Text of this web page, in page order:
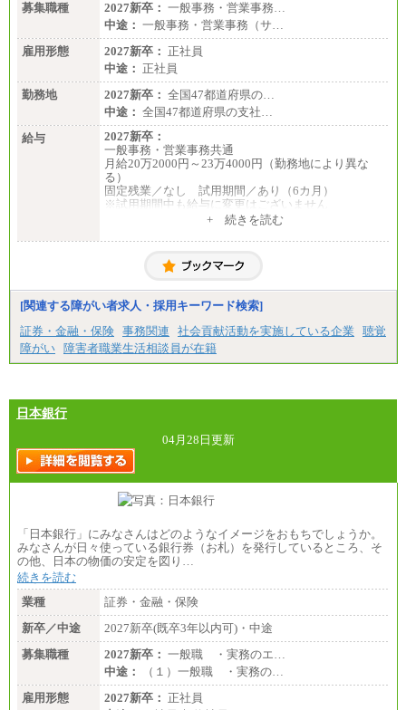
募集職種
2027新卒： 一般事務・営業事務…
中途： 一般事務・営業事務（サ…
雇用形態
2027新卒： 正社員
中途： 正社員
勤務地
2027新卒： 全国47都道府県の…
中途： 全国47都道府県の支社…
給与
2027新卒：
一般事務・営業事務共通
月給20万2000円～23万4000円（勤務地により異な
る）
固定残業／なし 試用期間／あり（6カ月）
※試用期間中も給与に変更はございません
月給20万2000円～23万4000円（勤務地により異な
固定残業／なし 試用期間／あり（6か月）
+ 続きを読む
[関連する障がい者求人・採用キーワード検索]
証券・金融・保険 事務関連 社会貢献活動を実施している企業
聴覚
障がい 障害者職業生活相談員が在籍
日本銀行
04月28日更新
「日本銀行」にみなさんはどのようなイメージをおもちでしょうか。
みなさんが日々使っている銀行券（お札）を発行しているところ、そ
の他、日本の物価の安定を図り…
続きを読む
業種
証券・金融・保険
新卒／中途
2027新卒(既卒3年以内可)・中途
募集職種
2027新卒： 一般職 ・実務のエ…
中途：
（１）一般職 ・実務の…
雇用形態
2027新卒： 正社員